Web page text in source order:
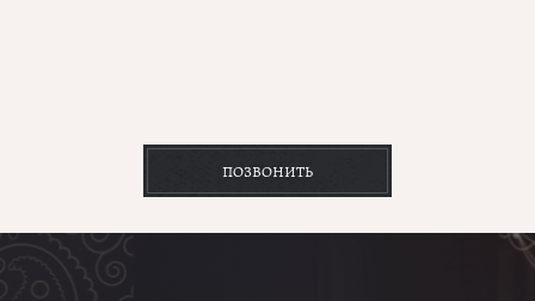
ПОЗВОНИТЬ